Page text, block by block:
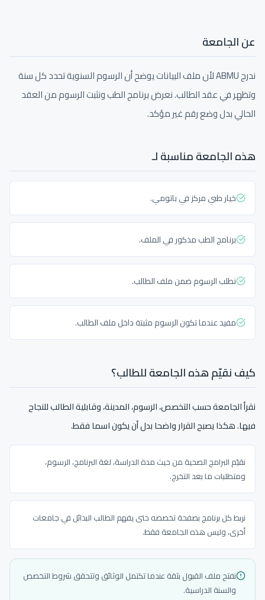
عن الجامعة
ندرج ABMU لأن ملف البيانات يوضح أن الرسوم السنوية تحدد كل سنة
وتظهر في عقد الطالب. نعرض برنامج الطب ونثبت الرسوم من العقد
الحالي بدل وضع رقم غير مؤكد.
هذه الجامعة مناسبة لـ
خيار طبي مركز في باتومي.
برنامج الطب مذكور في الملف.
نطلب الرسوم ضمن ملف الطالب.
مفيد عندما تكون الرسوم مثبتة داخل ملف الطالب.
كيف نقيّم هذه الجامعة للطالب؟
نقرأ الجامعة حسب التخصص، الرسوم، المدينة، وقابلية الطالب للنجاح
فيها. هكذا يصبح القرار واضحا بدل أن يكون اسما فقط.
نقيّم البرامج الصحية من حيث مدة الدراسة، لغة البرنامج، الرسوم،
ومتطلبات ما بعد التخرج.
نربط كل برنامج بصفحة تخصصه حتى يفهم الطالب البدائل في جامعات
أخرى، وليس هذه الجامعة فقط.
نفتح ملف القبول بثقة عندما تكتمل الوثائق وتتحقق شروط التخصص
والسنة الدراسية.